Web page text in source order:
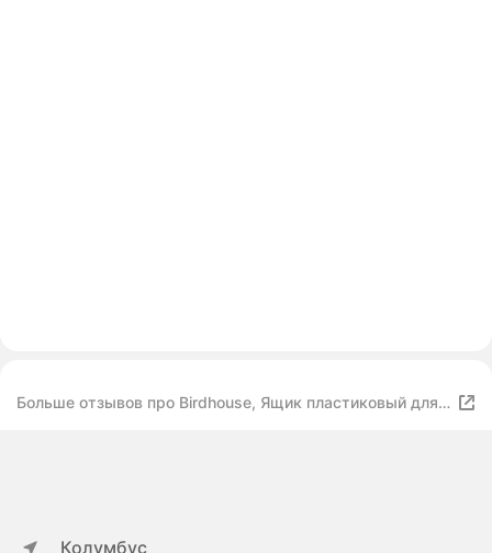
Больше отзывов про Birdhouse, Ящик пластиковый для
Колумбус